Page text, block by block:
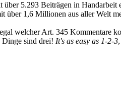
5.293 Beiträgen in
über 1,6 Millionen aus aller Welt
welcher Art. 345 Kommentare
Dinge sind drei! It's as easy as 1-2-3